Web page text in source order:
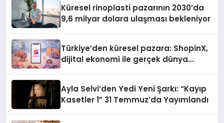
Küresel rinoplasti pazarının 2030’da
9,6 milyar dolara ulaşması bekleniyor
Türkiye’den küresel pazara: ShopinX,
dijital ekonomi ile gerçek dünya
Ayla Selvi’den Yedi Yeni Şarkı: “Kayıp
Kasetler 1” 31 Temmuz’da Yayımlandı